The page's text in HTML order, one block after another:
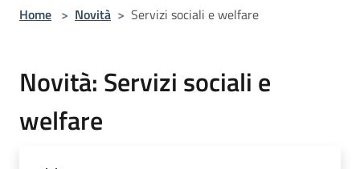
Home > Novità > Servizi sociali e welfare
Novità: Servizi sociali e
welfare